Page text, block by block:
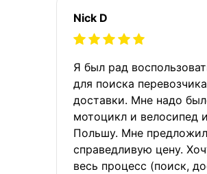
Nick D
Я был рад
для поиска
доставки. Мне надо
мотоцикл и велосипед
Польшу. Мне
справедливую цену.
весь процесс (поиск,